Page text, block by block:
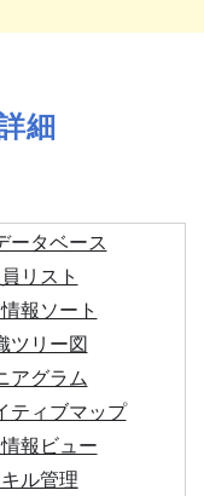
細
ータベース
リスト
報ソート
ツリー図
アグラム
ティブマップ
報ビュー
ル管理